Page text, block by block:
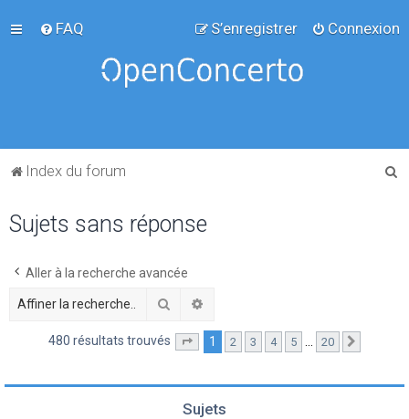
FAQ Connexion
S’enregistrer
Index du forum
Sujets sans réponse
Aller à la recherche avancée
Rechercher
480 résultats trouvés Page sur20
1 2 3 4 5 … 20
Sujets